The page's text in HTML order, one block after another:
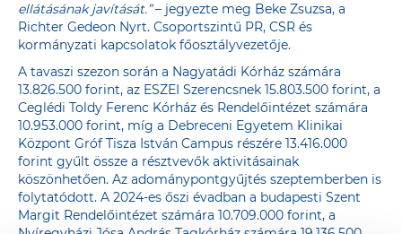
ellátásának javítását.”– jegyezte meg Beke Zsuzsa, a
Richter Gedeon Nyrt. Csoportszintű PR, CSR és
kormányzati kapcsolatok főosztályvezetője.
A tavaszi szezon során a Nagyatádi Kórház számára
13.826.500 forint, az ESZEI Szerencsnek 15.803.500 forint, a
Ceglédi Toldy Ferenc Kórház és Rendelőintézet számára
10.953.000 forint, míg a Debreceni Egyetem Klinikai
Központ Gróf Tisza István Campus részére 13.416.000
forint gyűlt össze a résztvevők aktivitásainak
köszönhetően. Az adománypontgyűjtés szeptemberben is
folytatódott. A 2024-es őszi évadban a budapesti Szent
Margit Rendelőintézet számára 10.709.000 forint, a